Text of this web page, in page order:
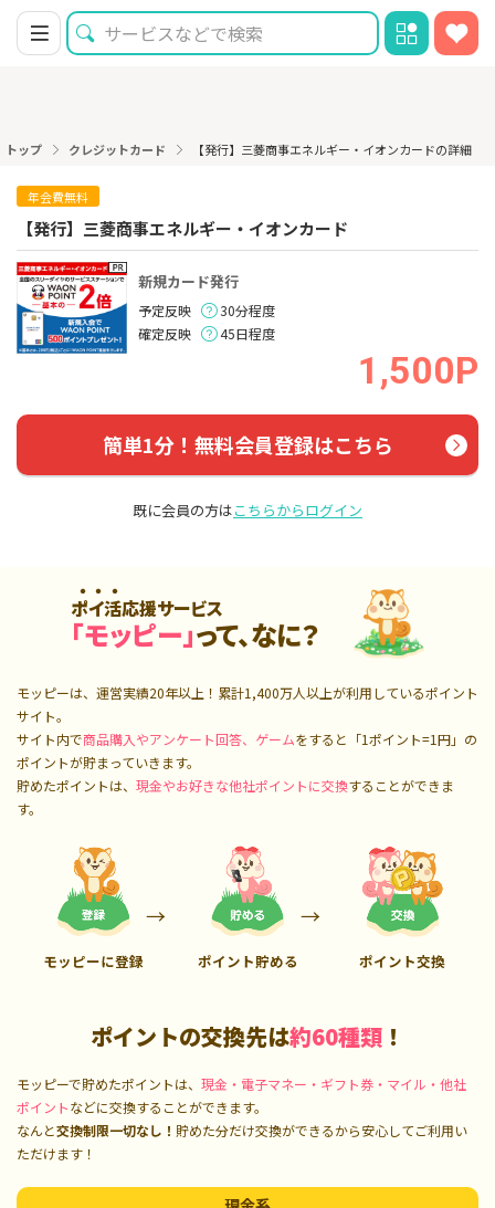
トップ クレジットカード 【発行】三菱商事エネルギー・イオンカードの詳細
年会費無料
【発行】三菱商事エネルギー・イオンカード
新規カード発行
予定反映
30分程度
確定反映
45日程度
1,500P
簡単1分！無料会員登録はこちら
既に会員の方はこちらからログイン
ポイ活応援サービス
「モッピー」って、なに？
モッピーは、運営実績20年以上！累計1,400万人以上が利用しているポイント
サイト。
サイト内で商品購入やアンケート回答、ゲームをすると「1ポイント=1円」の
ポイントが貯まっていきます。
貯めたポイントは、 現金やお好きな他社ポイントに交換することができま
す。
モッピーに登録 ポイント貯める ポイント交換
ポイントの交換先は約60種類 ！
モッピーで貯めたポイントは、 現金・電子マネー・ギフト券・マイル・他社
ポイントなどに交換することができます。
なんと交換制限一切なし！ 貯めた分だけ交換ができるから安心してご利用い
ただけます！